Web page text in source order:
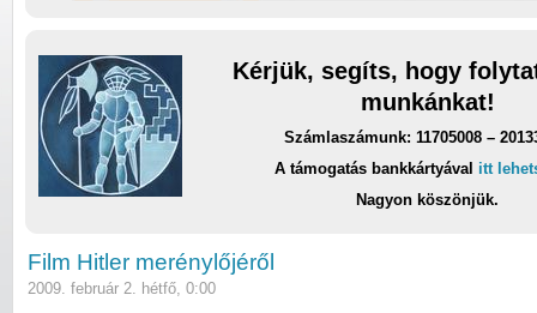
Kérjük, segíts, hogy
munkánkat!
Számlaszámunk: 11705008 –
A támogatás bankkártyával itt
Nagyon köszönjük.
Film Hitler merénylőjéről
2009. február 2. hétfő, 0:00